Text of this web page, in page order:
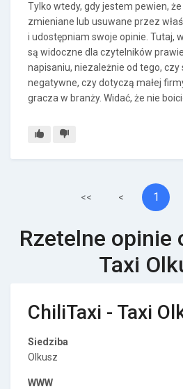
Tylko wtedy, gdy jestem pewien,
zmieniane lub usuwane przez
i udostępniam swoje opinie. Tutaj,
są widoczne dla czytelników
napisaniu, niezależnie od tego,
negatywne, czy dotyczą małej
gracza w branży. Widać, że nie
<< < 1
Rzetelne opinie
Taxi
ChiliTaxi - Taxi
Siedziba
Olkusz
WWW